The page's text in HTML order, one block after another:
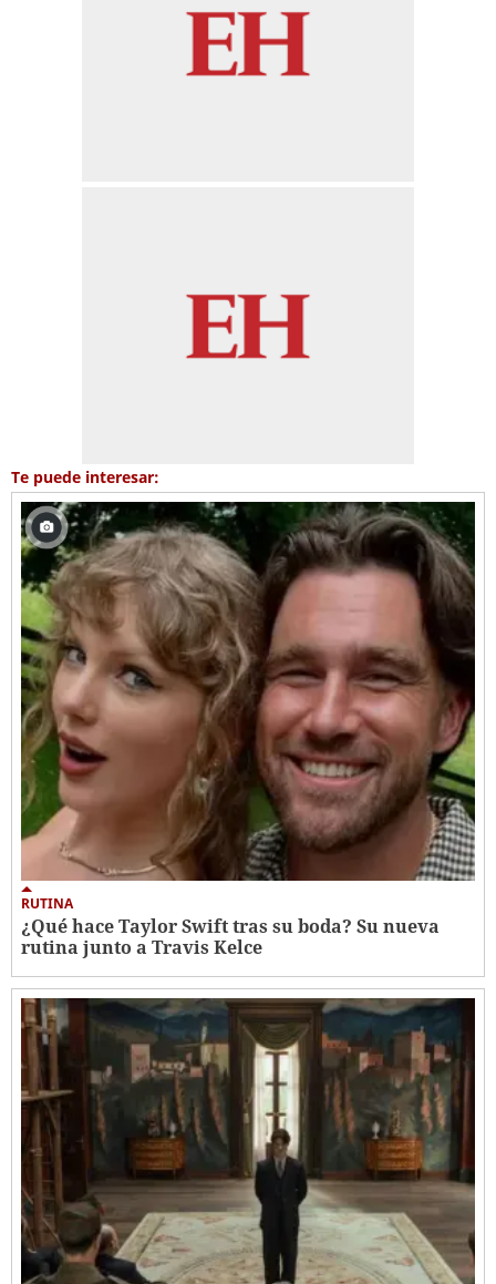
Te puede interesar:
RUTINA
¿Qué hace Taylor Swift tras su boda? Su nueva
rutina junto a Travis Kelce